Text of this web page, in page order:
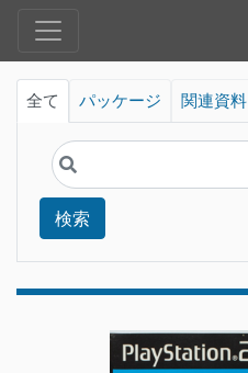
全て パッケージ 関連資料
検索